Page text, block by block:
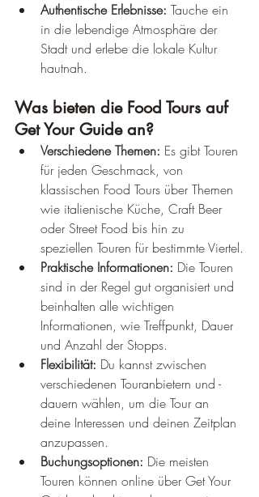
Authentische Erlebnisse: Tauche ein
in die lebendige Atmosphäre der
Stadt und erlebe die lokale Kultur
hautnah.
Was bieten die Food Tours auf
Get Your Guide an?
Verschiedene Themen: Es gibt Touren
für jeden Geschmack, von
klassischen Food Tours über Themen
wie italienische Küche, Craft Beer
oder Street Food bis hin zu
speziellen Touren für bestimmte Viertel.
Praktische Informationen: Die Touren
sind in der Regel gut organisiert und
beinhalten alle wichtigen
Informationen, wie Treffpunkt, Dauer
und Anzahl der Stopps.
Flexibilität: Du kannst zwischen
verschiedenen Touranbietern und -
dauern wählen, um die Tour an
deine Interessen und deinen Zeitplan
anzupassen.
Buchungsoptionen: Die meisten
Touren können online über Get Your